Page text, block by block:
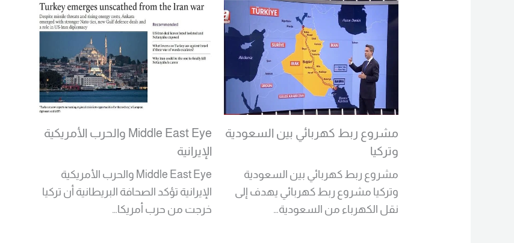
مشروع ربط كهربائي بين السعودية
وتركيا
مشروع ربط كهربائي بين السعودية
وتركيا مشروع ربط كهربائي يهدف إلى
نقل الكهرباء من السعودية…
Middle East Eye والحرب الأمريكية
الإيرانية
Middle East Eye والحرب الأمريكية
الإيرانية تؤكد الصحافة البريطانية أن تركيا
خرجت من حرب أمريكا…